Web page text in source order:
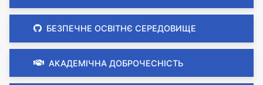
БЕЗПЕЧНЕ ОСВІТНЄ СЕРЕДОВИЩЕ
АКАДЕМІЧНА ДОБРОЧЕСНІСТЬ